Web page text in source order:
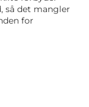
så det mangler
for